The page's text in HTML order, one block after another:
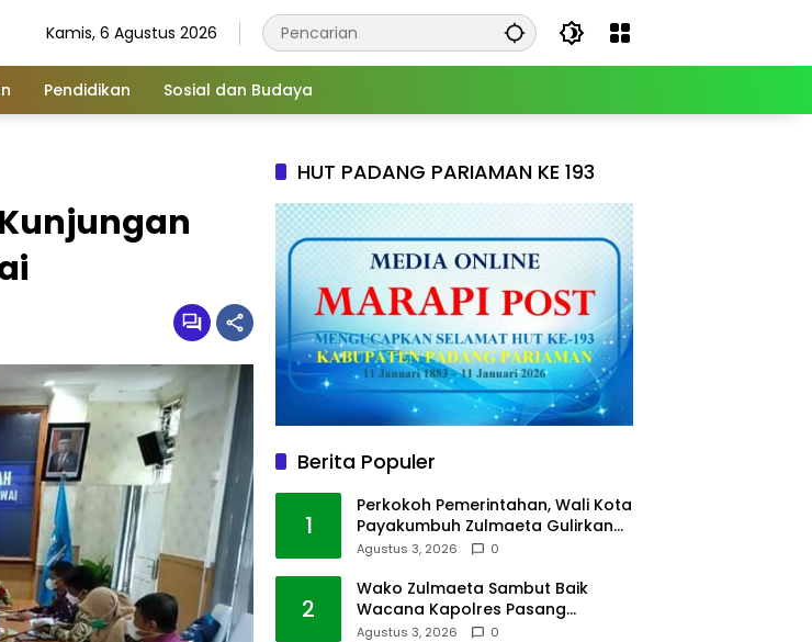
Kamis, 6 Agustus 2026
Pendidikan Sosial dan Budaya
HUT PADANG PARIAMAN KE 193
Berita Populer
1
Perkokoh Pemerintahan, Wali Kota
Payakumbuh Zulmaeta Gulirkan
Jabatan
Agustus 3, 2026 0
2
Wako Zulmaeta Sambut Baik
Wacana Kapolres Pasang
Kamera Pantau Lalin
Agustus 3, 2026 0